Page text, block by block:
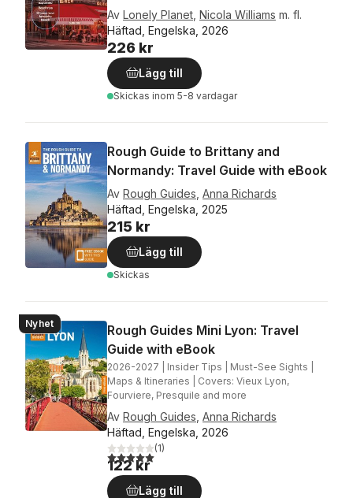
Av Lonely Planet Nicola Williams m. fl.
Häftad, Engelska, 2026
226 kr
Lägg till
Skickas inom 5-8 vardagar
Rough Guide to Brittany and
Normandy: Travel Guide with eBook
Av Rough Guides Anna Richards
Häftad, Engelska, 2025
215 kr
Lägg till
Skickas
Nyhet
Rough Guides Mini Lyon: Travel
Guide with eBook
2026-2027 | Insider Tips | Must-See Sights |
Maps & Itineraries | Covers: Vieux Lyon,
Fourviere, Presquile and more
Av Rough Guides Anna Richards
Häftad, Engelska, 2026
5,0utav 5 stjärnor. Totalt antal röster:
(1)
122 kr
Lägg till